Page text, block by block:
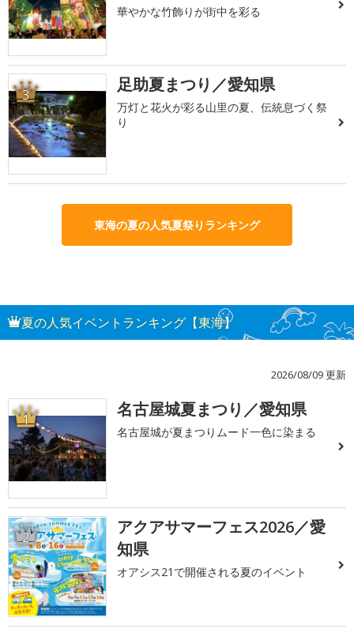
華やかな竹飾りが街中を彩る
3 足助夏まつり／愛知県
万灯と花火が彩る山里の夏、伝統息づく祭
り
東海の夏の人気夏祭りランキング
夏の人気イベントランキング【東海】
2026/08/09 更新
1 名古屋城夏まつり／愛知県
名古屋城が夏まつりムード一色に染まる
2
アクアサマーフェス2026／愛
知県
オアシス21で開催される夏のイベント